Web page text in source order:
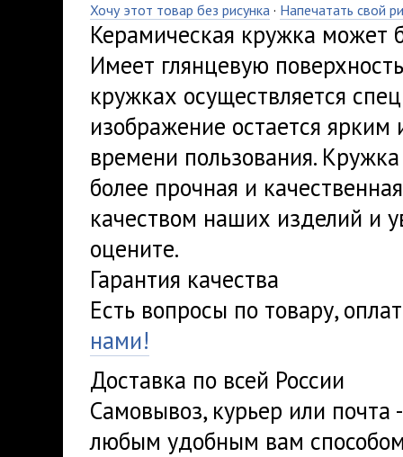
Хочу этот товар без рисунка · Напечатать свой
Керамическая кружка может
Имеет глянцевую
кружках осуществляется
изображение остается
времени пользования.
более прочная и
качеством наших изделий и
оцените.
Гарантия качества
Есть вопросы по товару,
нами!
Доставка по всей России
Самовывоз, курьер или
любым удобным вам